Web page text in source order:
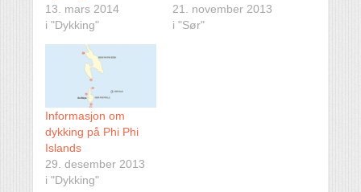
13. mars 2014
i "Dykking"
21. november 2013
i "Sør"
Informasjon om
dykking på Phi Phi
Islands
29. desember 2013
i "Dykking"